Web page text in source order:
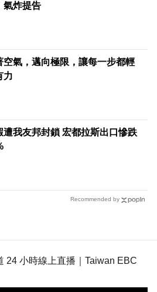
氣炸提告
空氣，邁向極限，讓每一步都輕
力
遭我友邦封鎖 宏都拉斯出口慘跌
Recommended by
24 小時線上直播｜Taiwan EBC